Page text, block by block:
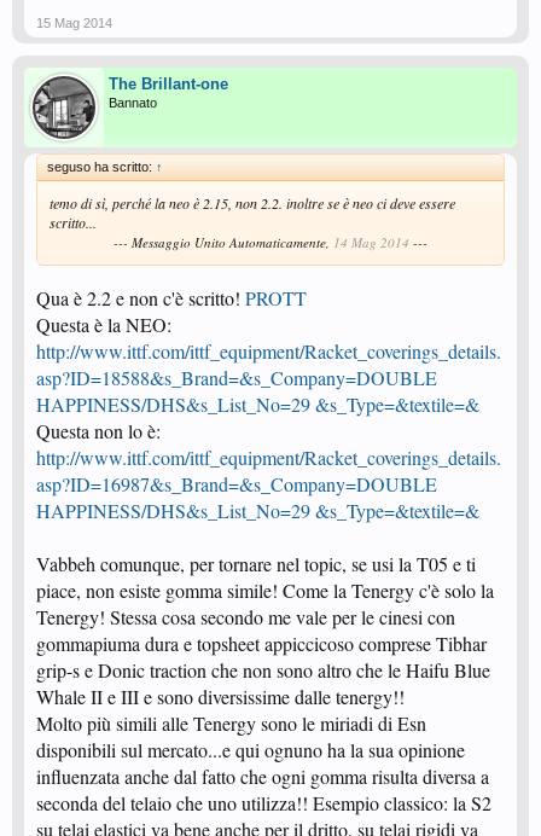
15 Mag 2014
The Brillant-one
Bannato
seguso ha scritto: ↑
temo di sì, perché la neo è 2.15, non 2.2. inoltre se è neo ci deve essere
scritto...
--- Messaggio Unito Automaticamente, 14 Mag 2014 ---
Qua è 2.2 e non c'è scritto! PROTT
Questa è la NEO:
http://www.ittf.com/ittf_equipment/Racket_coverings_details.
asp?ID=18588&s_Brand=&s_Company=DOUBLE
HAPPINESS/DHS&s_List_No=29 &s_Type=&textile=&
Questa non lo è:
http://www.ittf.com/ittf_equipment/Racket_coverings_details.
asp?ID=16987&s_Brand=&s_Company=DOUBLE
HAPPINESS/DHS&s_List_No=29 &s_Type=&textile=&
Vabbeh comunque, per tornare nel topic, se usi la T05 e ti
piace, non esiste gomma simile! Come la Tenergy c'è solo la
Tenergy! Stessa cosa secondo me vale per le cinesi con
gommapiuma dura e topsheet appiccicoso comprese Tibhar
grip-s e Donic traction che non sono altro che le Haifu Blue
Whale II e III e sono diversissime dalle tenergy!!
Molto più simili alle Tenergy sono le miriadi di Esn
disponibili sul mercato...e qui ognuno ha la sua opinione
influenzata anche dal fatto che ogni gomma risulta diversa a
seconda del telaio che uno utilizza!! Esempio classico: la S2
su telai elastici va bene anche per il dritto, su telai rigidi va